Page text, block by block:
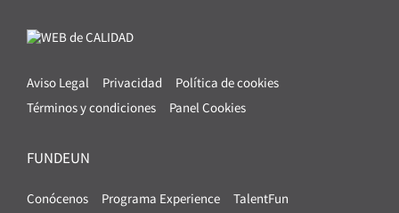
Aviso Legal Privacidad
Política de cookies
Términos y condiciones
Panel Cookies
FUNDEUN
Conócenos Programa Experience
TalentFun